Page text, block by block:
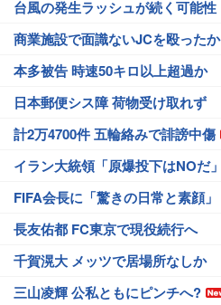
台風の発生ラッシュが続く可能性
商業施設で面識ないJCを殴ったか
本多被告 時速50キロ以上超過か
日本郵便シス障 荷物受け取れず
計2万4700件 五輪絡みで誹謗中傷
イラン大統領「原爆投下はNOだ」
FIFA会長に「驚きの日常と素顔」
長友佑都 FC東京で現役続行へ
千賀滉大 メッツで居場所なしか
三山凌輝 公私ともにピンチへ?